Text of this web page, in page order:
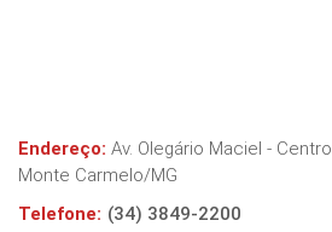
Endereço: Av. Olegário Maciel - Centro
Monte Carmelo/MG
Telefone: (34) 3849-2200